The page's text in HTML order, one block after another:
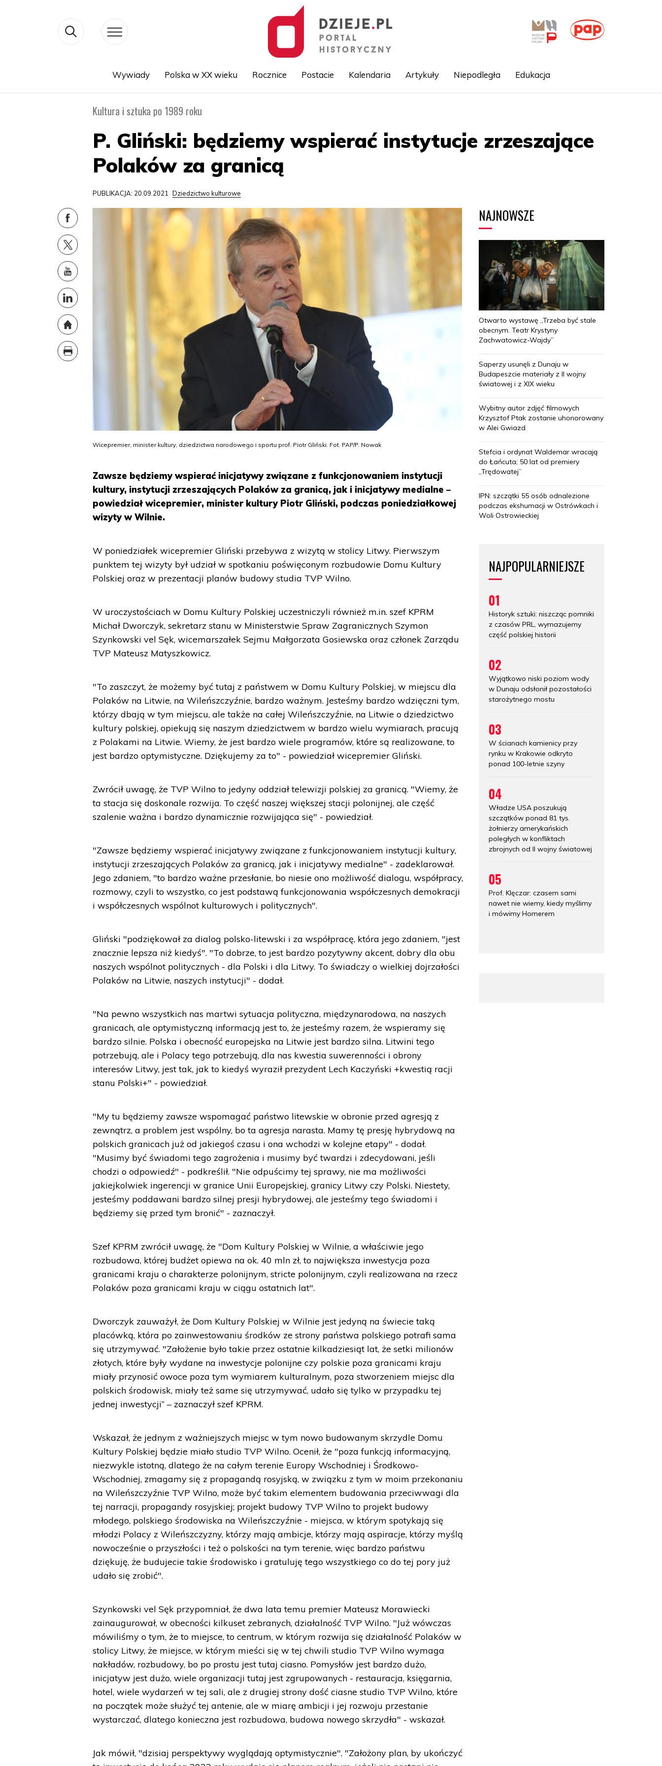
treści
Wywiady Polska w XX wieku Rocznice Postacie Kalendaria Artykuły Niepodległa Edukacja
Kultura i sztuka po 1989 roku
P. Gliński: będziemy wspierać instytucje zrzeszające
Polaków za granicą
PUBLIKACJA: 20.09.2021 Dziedzictwo kulturowe
Wicepremier, minister kultury, dziedzictwa narodowego i sportu prof. Piotr Gliński. Fot. PAP/P. Nowak
Zawsze będziemy wspierać inicjatywy związane z funkcjonowaniem instytucji
kultury, instytucji zrzeszających Polaków za granicą, jak i inicjatywy medialne –
powiedział wicepremier, minister kultury Piotr Gliński, podczas poniedziałkowej
wizyty w Wilnie.
W poniedziałek wicepremier Gliński przebywa z wizytą w stolicy Litwy. Pierwszym
punktem tej wizyty był udział w spotkaniu poświęconym rozbudowie Domu Kultury
Polskiej oraz w prezentacji planów budowy studia TVP Wilno.
W uroczystościach w Domu Kultury Polskiej uczestniczyli również m.in. szef KPRM
Michał Dworczyk, sekretarz stanu w Ministerstwie Spraw Zagranicznych Szymon
Szynkowski vel Sęk, wicemarszałek Sejmu Małgorzata Gosiewska oraz członek Zarządu
TVP Mateusz Matyszkowicz.
"To zaszczyt, że możemy być tutaj z państwem w Domu Kultury Polskiej, w miejscu dla
Polaków na Litwie, na Wileńszczyźnie, bardzo ważnym. Jesteśmy bardzo wdzięczni tym,
którzy dbają w tym miejscu, ale także na całej Wileńszczyźnie, na Litwie o dziedzictwo
kultury polskiej, opiekują się naszym dziedzictwem w bardzo wielu wymiarach, pracują
z Polakami na Litwie. Wiemy, że jest bardzo wiele programów, które są realizowane, to
jest bardzo optymistyczne. Dziękujemy za to" - powiedział wicepremier Gliński.
Zwrócił uwagę, że TVP Wilno to jedyny oddział telewizji polskiej za granicą. "Wiemy, że
ta stacja się doskonale rozwija. To część naszej większej stacji polonijnej, ale część
szalenie ważna i bardzo dynamicznie rozwijająca się" - powiedział.
"Zawsze będziemy wspierać inicjatywy związane z funkcjonowaniem instytucji kultury,
instytucji zrzeszających Polaków za granicą, jak i inicjatywy medialne" - zadeklarował.
Jego zdaniem, "to bardzo ważne przesłanie, bo niesie ono możliwość dialogu, współpracy,
rozmowy, czyli to wszystko, co jest podstawą funkcjonowania współczesnych demokracji
i współczesnych wspólnot kulturowych i politycznych".
Gliński "podziękował za dialog polsko-litewski i za współpracę, która jego zdaniem, "jest
znacznie lepsza niż kiedyś". "To dobrze, to jest bardzo pozytywny akcent, dobry dla obu
naszych wspólnot politycznych - dla Polski i dla Litwy. To świadczy o wielkiej dojrzałości
Polaków na Litwie, naszych instytucji" - dodał.
"Na pewno wszystkich nas martwi sytuacja polityczna, międzynarodowa, na naszych
granicach, ale optymistyczną informacją jest to, że jesteśmy razem, że wspieramy się
bardzo silnie. Polska i obecność europejska na Litwie jest bardzo silna. Litwini tego
potrzebują, ale i Polacy tego potrzebują, dla nas kwestia suwerenności i obrony
interesów Litwy, jest tak, jak to kiedyś wyraził prezydent Lech Kaczyński +kwestią racji
stanu Polski+" - powiedział.
"My tu będziemy zawsze wspomagać państwo litewskie w obronie przed agresją z
zewnątrz, a problem jest wspólny, bo ta agresja narasta. Mamy tę presję hybrydową na
polskich granicach już od jakiegoś czasu i ona wchodzi w kolejne etapy" - dodał.
"Musimy być świadomi tego zagrożenia i musimy być twardzi i zdecydowani, jeśli
chodzi o odpowiedź" - podkreślił. "Nie odpuścimy tej sprawy, nie ma możliwości
jakiejkolwiek ingerencji w granice Unii Europejskiej, granicy Litwy czy Polski. Niestety,
jesteśmy poddawani bardzo silnej presji hybrydowej, ale jesteśmy tego świadomi i
będziemy się przed tym bronić" - zaznaczył.
Szef KPRM zwrócił uwagę, że "Dom Kultury Polskiej w Wilnie, a właściwie jego
rozbudowa, której budżet opiewa na ok. 40 mln zł, to największa inwestycja poza
granicami kraju o charakterze polonijnym, stricte polonijnym, czyli realizowana na rzecz
Polaków poza granicami kraju w ciągu ostatnich lat".
Dworczyk zauważył, że Dom Kultury Polskiej w Wilnie jest jedyną na świecie taką
placówką, która po zainwestowaniu środków ze strony państwa polskiego potrafi sama
się utrzymywać. "Założenie było takie przez ostatnie kilkadziesiąt lat, że setki milionów
złotych, które były wydane na inwestycje polonijne czy polskie poza granicami kraju
miały przynosić owoce poza tym wymiarem kulturalnym, poza stworzeniem miejsc dla
polskich środowisk, miały też same się utrzymywać, udało się tylko w przypadku tej
jednej inwestycji” – zaznaczył szef KPRM.
Wskazał, że jednym z ważniejszych miejsc w tym nowo budowanym skrzydle Domu
Kultury Polskiej będzie miało studio TVP Wilno. Ocenił, że "poza funkcją informacyjną,
niezwykle istotną, dlatego że na całym terenie Europy Wschodniej i Środkowo-
Wschodniej, zmagamy się z propagandą rosyjską, w związku z tym w moim przekonaniu
na Wileńszczyźnie TVP Wilno, może być takim elementem budowania przeciwwagi dla
tej narracji, propagandy rosyjskiej; projekt budowy TVP Wilno to projekt budowy
młodego, polskiego środowiska na Wileńszczyźnie - miejsca, w którym spotykają się
młodzi Polacy z Wileńszczyzny, którzy mają ambicje, którzy mają aspiracje, którzy myślą
nowocześnie o przyszłości i też o polskości na tym terenie, więc bardzo państwu
dziękuję, że budujecie takie środowisko i gratuluję tego wszystkiego co do tej pory już
udało się zrobić".
Szynkowski vel Sęk przypomniał, że dwa lata temu premier Mateusz Morawiecki
zainaugurował, w obecności kilkuset zebranych, działalność TVP Wilno. "Już wówczas
mówiliśmy o tym, że to miejsce, to centrum, w którym rozwija się działalność Polaków w
stolicy Litwy, że miejsce, w którym mieści się w tej chwili studio TVP Wilno wymaga
nakładów, rozbudowy, bo po prostu jest tutaj ciasno. Pomysłów jest bardzo dużo,
inicjatyw jest dużo, wiele organizacji tutaj jest zgrupowanych - restauracja, księgarnia,
hotel, wiele wydarzeń w tej sali, ale z drugiej strony dość ciasne studio TVP Wilno, które
na początek może służyć tej antenie, ale w miarę ambicji i jej rozwoju przestanie
wystarczać, dlatego konieczna jest rozbudowa, budowa nowego skrzydła" - wskazał.
Jak mówił, "dzisiaj perspektywy wyglądają optymistycznie". "Założony plan, by ukończyć
NAJNOWSZE
Otwarto wystawę „Trzeba być stale
obecnym. Teatr Krystyny
Zachwatowicz-Wajdy”
Saperzy usunęli z Dunaju w
Budapeszcie materiały z II wojny
światowej i z XIX wieku
Wybitny autor zdjęć filmowych
Krzysztof Ptak zostanie uhonorowany
w Alei Gwiazd
Stefcia i ordynat Waldemar wracają
do Łańcuta; 50 lat od premiery
„Trędowatej”
IPN: szczątki 55 osób odnalezione
podczas ekshumacji w Ostrówkach i
Woli Ostrowieckiej
NAJPOPULARNIEJSZE
01
Historyk sztuki: niszcząc pomniki
z czasów PRL, wymazujemy
część polskiej historii
02
Wyjątkowo niski poziom wody
w Dunaju odsłonił pozostałości
starożytnego mostu
03
W ścianach kamienicy przy
rynku w Krakowie odkryto
ponad 100-letnie szyny
04
Władze USA poszukują
szczątków ponad 81 tys.
żołnierzy amerykańskich
poległych w konfliktach
zbrojnych od II wojny światowej
05
Prof. Klęczar: czasem sami
nawet nie wiemy, kiedy myślimy
i mówimy Homerem